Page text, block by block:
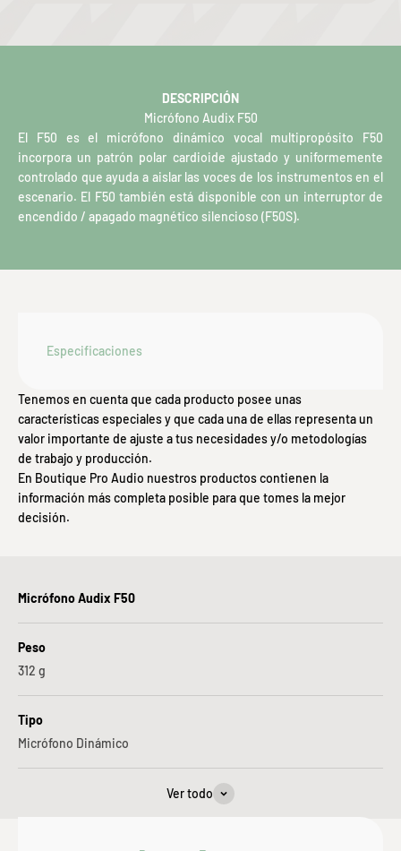
DESCRIPCIÓN
Micrófono Audix F50
El F50 es el micrófono dinámico vocal multipropósito F50
incorpora un patrón polar cardioide ajustado y uniformemente
controlado que ayuda a aislar las voces de los instrumentos en el
escenario. El F50 también está disponible con un interruptor de
encendido / apagado magnético silencioso (F50S).
Especificaciones
Tenemos en cuenta que cada producto posee unas
características especiales y que cada una de ellas representa un
valor importante de ajuste a tus necesidades y/o metodologías
de trabajo y producción.
En Boutique Pro Audio nuestros productos contienen la
información más completa posible para que tomes la mejor
decisión.
Micrófono Audix F50
Peso
312 g
Tipo
Micrófono Dinámico
Ver todo